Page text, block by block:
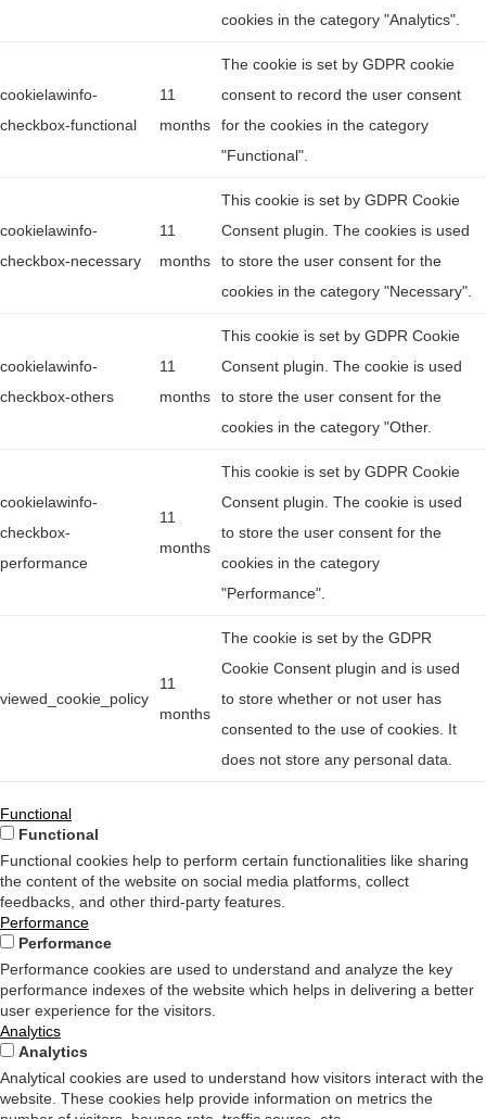
cookies in the category "Analytics".
cookielawinfo-
checkbox-functional
11
months
The cookie is set by GDPR cookie
consent to record the user consent
for the cookies in the category
"Functional".
cookielawinfo-
checkbox-necessary
11
months
This cookie is set by GDPR Cookie
Consent plugin. The cookies is used
to store the user consent for the
cookies in the category "Necessary".
cookielawinfo-
checkbox-others
11
months
This cookie is set by GDPR Cookie
Consent plugin. The cookie is used
to store the user consent for the
cookies in the category "Other.
cookielawinfo-
checkbox-
performance
11
months
This cookie is set by GDPR Cookie
Consent plugin. The cookie is used
to store the user consent for the
cookies in the category
"Performance".
viewed_cookie_policy
11
months
The cookie is set by the GDPR
Cookie Consent plugin and is used
to store whether or not user has
consented to the use of cookies. It
does not store any personal data.
Functional
Functional
Functional cookies help to perform certain functionalities like sharing
the content of the website on social media platforms, collect
feedbacks, and other third-party features.
Performance
Performance
Performance cookies are used to understand and analyze the key
performance indexes of the website which helps in delivering a better
user experience for the visitors.
Analytics
Analytics
Analytical cookies are used to understand how visitors interact with the
website. These cookies help provide information on metrics the